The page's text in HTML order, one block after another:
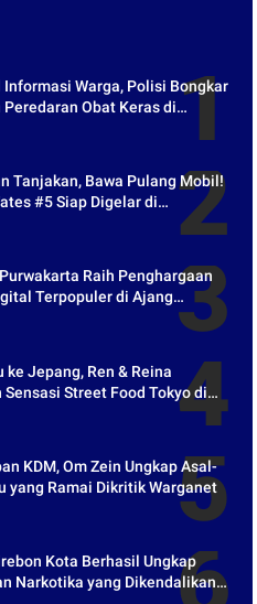
Informasi Warga, Polisi Bongkar
Obat Keras di
Tanjakan, Bawa Pulang Mobil!
#5 Siap Digelar di
Raih Penghargaan
Terpopuler di Ajang
ke Jepang, Ren & Reina
Sensasi Street Food Tokyo di
KDM, Om Zein Ungkap Asal-
yang Ramai Dikritik Warganet
Kota Berhasil Ungkap
Narkotika yang Dikendalikan